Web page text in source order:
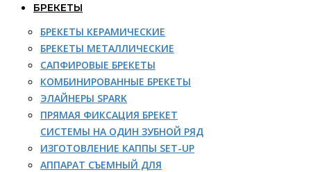
БРЕКЕТЫ
БРЕКЕТЫ КЕРАМИЧЕСКИЕ
БРЕКЕТЫ МЕТАЛЛИЧЕСКИЕ
САПФИРОВЫЕ БРЕКЕТЫ
КОМБИНИРОВАННЫЕ БРЕКЕТЫ
ЭЛАЙНЕРЫ SPARK
ПРЯМАЯ ФИКСАЦИЯ БРЕКЕТ
СИСТЕМЫ НА ОДИН ЗУБНОЙ РЯД
ИЗГОТОВЛЕНИЕ КАППЫ SET-UP
АППАРАТ СЪЕМНЫЙ ДЛЯ